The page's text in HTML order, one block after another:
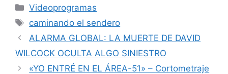
Categorías
Videoprogramas
Etiquetas
caminando el sendero
ALARMA GLOBAL: LA MUERTE DE DAVID
WILCOCK OCULTA ALGO SINIESTRO
«YO ENTRÉ EN EL ÁREA-51» – Cortometraje